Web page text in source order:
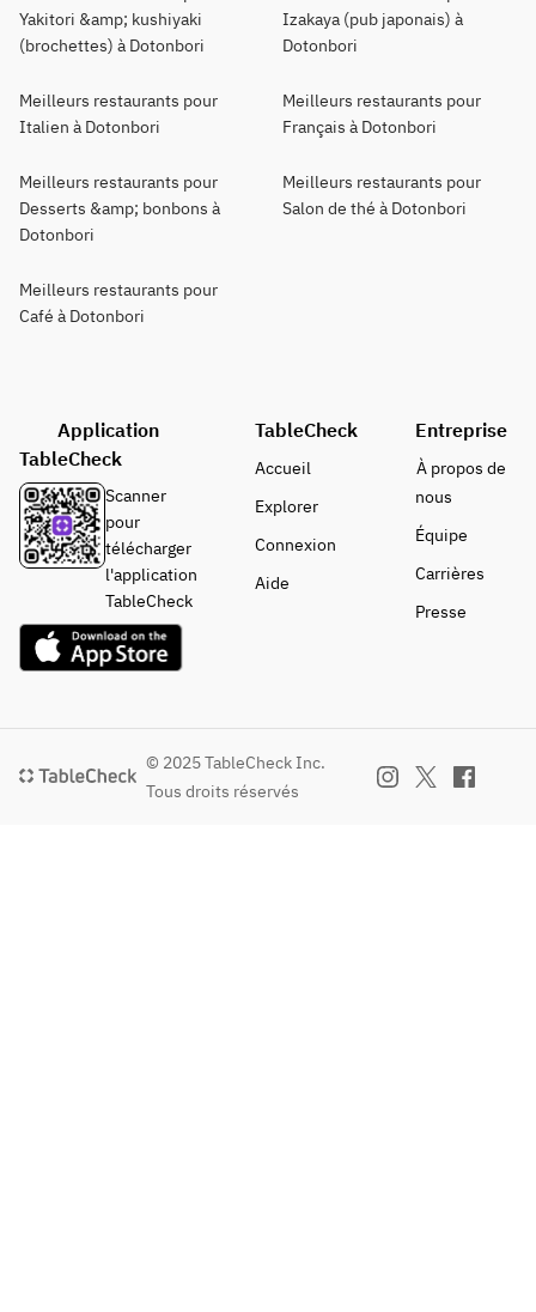
Yakitori &amp; kushiyaki
(brochettes) à Dotonbori
Izakaya (pub japonais) à
Dotonbori
Meilleurs restaurants pour
Italien à Dotonbori
Meilleurs restaurants pour
Français à Dotonbori
Meilleurs restaurants pour
Desserts &amp; bonbons à
Dotonbori
Meilleurs restaurants pour
Salon de thé à Dotonbori
Meilleurs restaurants pour
Café à Dotonbori
Application
TableCheck
Scanner
pour
télécharger
l'application
TableCheck
TableCheck
Accueil
Explorer
Connexion
Aide
Entreprise
À propos de
nous
Équipe
Carrières
Presse
© 2025 TableCheck Inc.
Tous droits réservés